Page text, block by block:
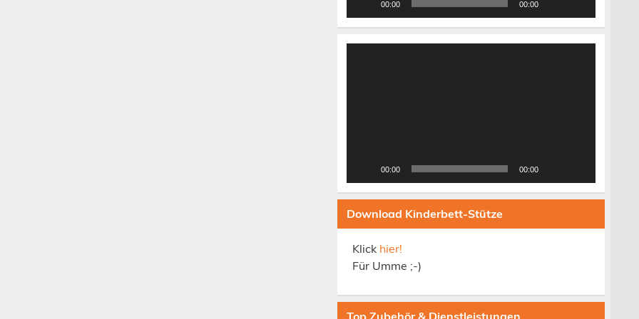
00:00 00:00
Video-
00:00 00:00
Download Kinderbett-Stütze
Klick hier!
Für Umme ;-)